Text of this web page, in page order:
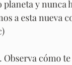
y nunca
a esta nueva
cómo